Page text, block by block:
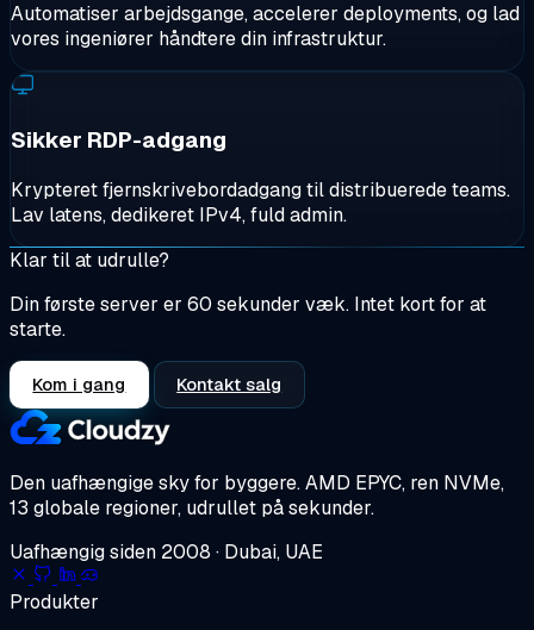
Automatiser arbejdsgange, accelerer deployments, og lad
vores ingeniører håndtere din infrastruktur.
Sikker RDP-adgang
Krypteret fjernskrivebordadgang til distribuerede teams.
Lav latens, dedikeret IPv4, fuld admin.
Klar til at udrulle?
Din første server er 60 sekunder væk. Intet kort for at
starte.
Kom i gang Kontakt salg
Den uafhængige sky for byggere.AMD EPYC, ren NVMe,
13 globale regioner, udrullet på sekunder.
Uafhængig siden 2008 · Dubai, UAE
Produkter